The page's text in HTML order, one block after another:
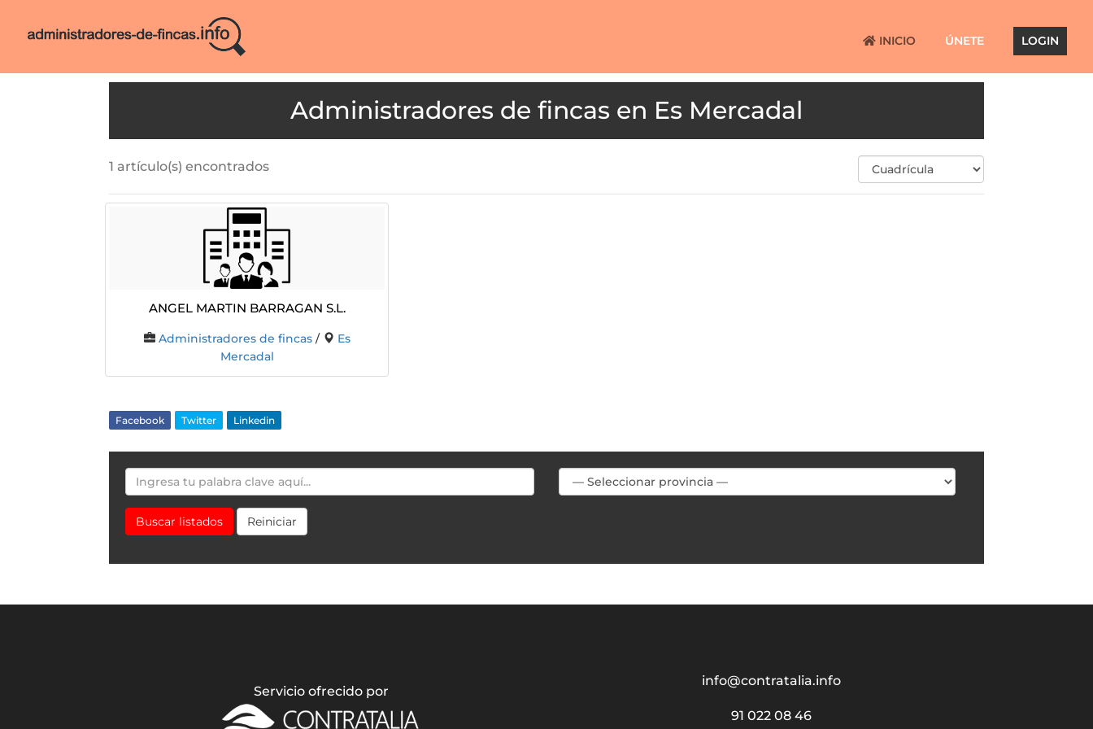
INICIO ÚNETE LOGIN
Es Mercadal
1 artículo(s) encontrados
Angel Martin Barragan S.L.
Administradores de fincas/
Es
Mercadal
Facebook Twitter Linkedin
Buscar listados Reiniciar
Servicio ofrecido por
info@contratalia.info
91 022 08 46